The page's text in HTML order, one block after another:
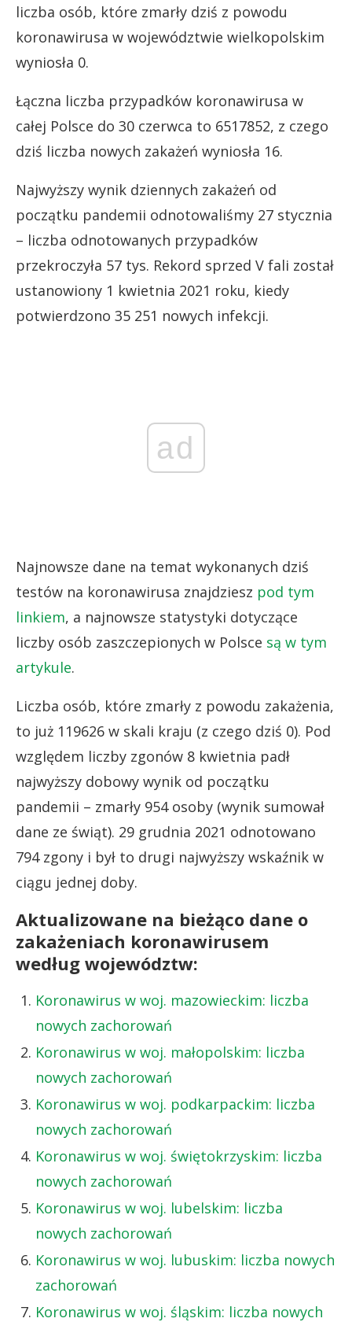
liczba osób, które zmarły dziś z powodu
koronawirusa w województwie wielkopolskim
wyniosła 0.
Łączna liczba przypadków koronawirusa w
całej Polsce do 30 czerwca to 6517852, z czego
dziś liczba nowych zakażeń wyniosła 16.
Najwyższy wynik dziennych zakażeń od
początku pandemii odnotowaliśmy 27 stycznia
– liczba odnotowanych przypadków
przekroczyła 57 tys. Rekord sprzed V fali został
ustanowiony 1 kwietnia 2021 roku, kiedy
potwierdzono 35 251 nowych infekcji.
ad
Najnowsze dane na temat wykonanych dziś
testów na koronawirusa znajdziesz pod tym
linkiem, a najnowsze statystyki dotyczące
liczby osób zaszczepionych w Polsce są w tym
artykule.
Liczba osób, które zmarły z powodu zakażenia,
to już 119626 w skali kraju (z czego dziś 0). Pod
względem liczby zgonów 8 kwietnia padł
najwyższy dobowy wynik od początku
pandemii – zmarły 954 osoby (wynik sumował
dane ze świąt). 29 grudnia 2021 odnotowano
794 zgony i był to drugi najwyższy wskaźnik w
ciągu jednej doby.
Aktualizowane na bieżąco dane o
zakażeniach koronawirusem
według województw:
Koronawirus w woj. mazowieckim: liczba
nowych zachorowań
Koronawirus w woj. małopolskim: liczba
nowych zachorowań
Koronawirus w woj. podkarpackim: liczba
nowych zachorowań
Koronawirus w woj. świętokrzyskim: liczba
nowych zachorowań
Koronawirus w woj. lubelskim: liczba
nowych zachorowań
Koronawirus w woj. lubuskim: liczba nowych
zachorowań
Koronawirus w woj. śląskim: liczba nowych